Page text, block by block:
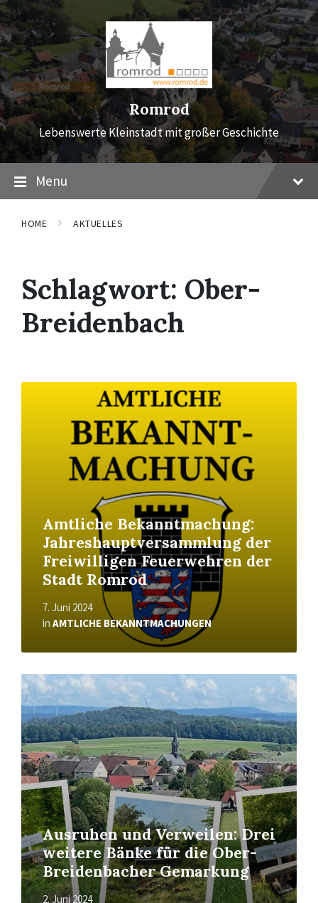
Skip
to
content
Skip
to
main
navigation
Skip
to
footer
Romrod
Lebenswerte Kleinstadt mit großer Geschichte
Menu
HOME AKTUELLES
Schlagwort: Ober-
Breidenbach
Amtliche Bekanntmachung:
Jahreshauptversammlung der
Freiwilligen Feuerwehren der
Stadt Romrod
7. Juni 2024
in AMTLICHE BEKANNTMACHUNGEN
Read
Ausruhen und Verweilen: Drei
weitere Bänke für die Ober-
Breidenbacher Gemarkung
2. Juni 2024
Read
More